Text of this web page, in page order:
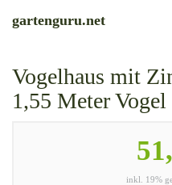
gartenguru.net
Vogelhaus mit
1,55 Meter Vogel
inkl. 19%